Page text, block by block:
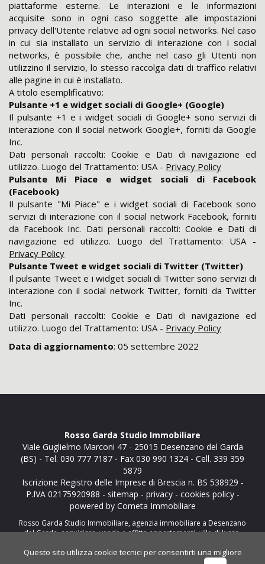
Questo sito utilizza cookie tecnici per consentirti una migliore
piattaforme esterne. Le interazioni e le informazioni
acquisite sono in ogni caso soggette alle impostazioni
privacy dell'Utente relative ad ogni social networks. Nel caso
in cui sia installato un servizio di interazione con i social
networks, è possibile che, anche nel caso gli Utenti non
utilizzino il servizio, lo stesso raccolga dati di traffico relativi
alle pagine in cui è installato.
A titolo esemplificativo:
Pulsante +1 e widget sociali di Google+ (Google)
Il pulsante +1 e i widget sociali di Google+ sono servizi di
interazione con il social network Google+, forniti da Google
Inc.
Dati personali raccolti: Cookie e Dati di navigazione ed
utilizzo. Luogo del Trattamento: USA - Privacy Policy
Pulsante Mi Piace e widget sociali di Facebook
(Facebook)
Il pulsante "Mi Piace" e i widget sociali di Facebook sono
servizi di interazione con il social network Facebook, forniti
da Facebook Inc. Dati personali raccolti: Cookie e Dati di
navigazione ed utilizzo. Luogo del Trattamento: USA -
Privacy Policy
Pulsante Tweet e widget sociali di Twitter (Twitter)
Il pulsante Tweet e i widget sociali di Twitter sono servizi di
interazione con il social network Twitter, forniti da Twitter
Inc.
Dati personali raccolti: Cookie e Dati di navigazione ed
utilizzo. Luogo del Trattamento: USA - Privacy Policy
Data di aggiornamento: 05 settembre 2022
Rosso Garda Studio Immobiliare
Viale Guglielmo Marconi 47- 25015 Desenzano del Garda
(BS) - Tel. 030 777 7187 - Fax 030 990 1324 - Cell. 339 359
5879
Iscrizione Registro delle Imprese di Brescia n. BS 538929 -
P.IVA 02175920988 - sitemap - privacy- cookies policy-
powered by Cometa Immobiliare
Rosso Garda Studio Immobiliare, agenzia immobiliare a Desenzano
del Garda, acquisisce, vende e affitta appartamenti, ville di lusso,
Desenzano e sulla costa bresciana del lago di Garda